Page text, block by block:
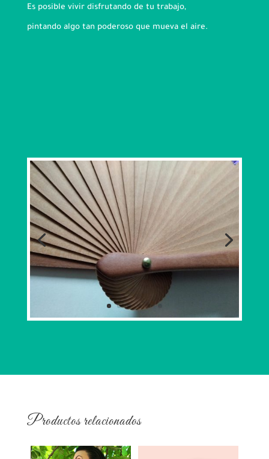
Es posible vivir disfrutando de tu trabajo,
pintando algo tan poderoso que mueva el aire.
Productos relacionados